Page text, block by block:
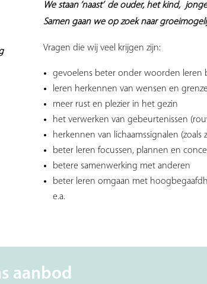
We staan ‘naast’ de ouder, het kind,
Samen gaan we op zoek naar
Vragen die wij veel krijgen zijn:
gevoelens beter onder woorden leren
leren herkennen van wensen en
meer rust en plezier in het gezin
het verwerken van gebeurtenissen
herkennen van lichaamssignalen (zoals
beter leren focussen, plannen en
betere samenwerking met anderen
beter leren omgaan met
e.a.
aanbod